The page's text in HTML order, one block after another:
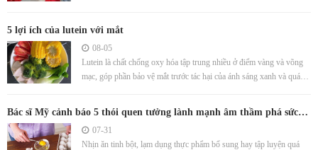
5 lợi ích của lutein với mắt
08-05
Lutein là chất chống oxy hóa tập trung nhiều ở điểm vàng và võng
mạc, góp phần bảo vệ mắt trước tác hại của ánh sáng xanh và quá
Bác sĩ Mỹ cảnh báo 5 thói quen tưởng lành mạnh âm thầm phá sức
khỏe
07-31
Nhịn ăn tinh bột, lạm dụng thực phẩm bổ sung hay tập luyện quá